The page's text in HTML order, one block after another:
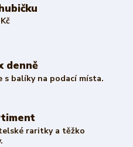
denně
s balíky na podací místa.
raritky a těžko